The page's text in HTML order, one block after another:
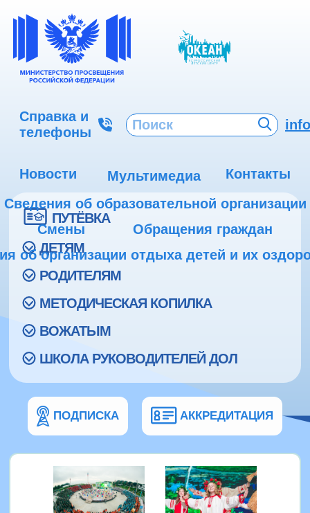
Справка и
телефоны
Новости Мультимедиа
Контакты
Сведения об образовательной организации
Смены
Обращения граждан
об организации отдыха детей и их
ПУТЁВКА
ДЕТЯМ
РОДИТЕЛЯМ
МЕТОДИЧЕСКАЯ КОПИЛКА
ВОЖАТЫМ
ШКОЛА РУКОВОДИТЕЛЕЙ ДОЛ
ПОДПИСКА АККРЕДИТАЦИЯ